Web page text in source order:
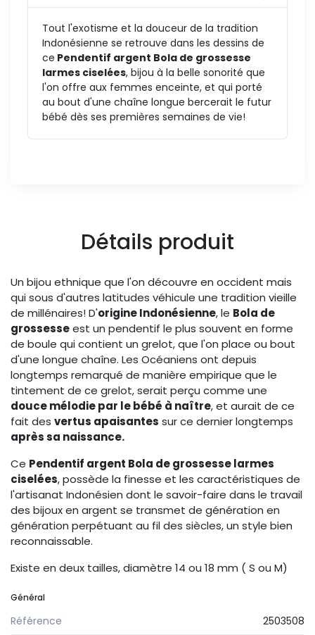
Tout l'exotisme et la douceur de la tradition
Indonésienne se retrouve dans les dessins de
ce Pendentif argent Bola de grossesse
larmes ciselées, bijou à la belle sonorité que
l'on offre aux femmes enceinte, et qui porté
au bout d'une chaîne longue bercerait le futur
bébé dès ses premières semaines de vie!
Détails produit
Un bijou ethnique que l'on découvre en occident mais
qui sous d'autres latitudes véhicule une tradition vieille
de millénaires! D'origine Indonésienne, le Bola de
grossesseest un pendentif le plus souvent en forme
de boule qui contient un grelot, que l'on place ou bout
d'une longue chaîne. Les Océaniens ont depuis
longtemps remarqué de manière empirique que le
tintement de ce grelot, serait perçu comme une
douce mélodie par le bébé à naître, et aurait de ce
fait des vertus apaisantes sur ce dernier longtemps
après sa naissance.
Ce Pendentif argent Bola de grossesse larmes
ciselées, possède la finesse et les caractéristiques de
l'artisanat Indonésien dont le savoir-faire dans le travail
des bijoux en argent se transmet de génération en
génération perpétuant au fil des siècles, un style bien
reconnaissable.
Existe en deux tailles, diamètre 14 ou 18 mm ( S ou M)
Général
Référence 2503508